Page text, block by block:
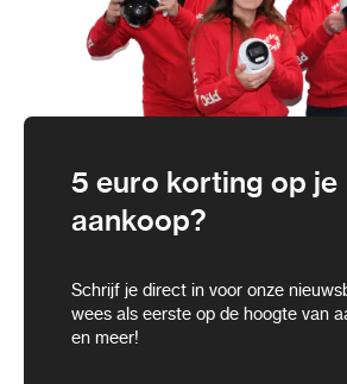
5 euro korting op je
aankoop?
Schrijf je direct in voor onze
wees als eerste op de hoogte van
en meer!